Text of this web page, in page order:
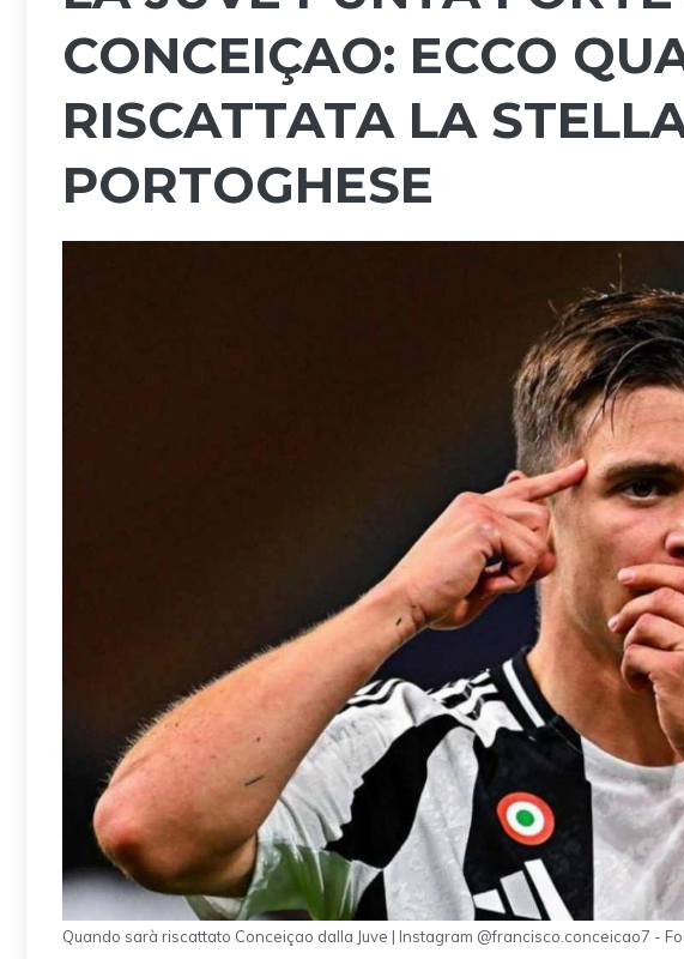
CONCEIÇAO: ECCO
RISCATTATA LA
PORTOGHESE
Quando sarà riscattato Conceiçao dalla Juve | Instagram @francisco.conceicao7 -